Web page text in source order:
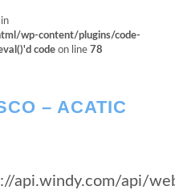
wp-content/plugins/code-
code on line 78
– ACATIC
api.windy.com/api/